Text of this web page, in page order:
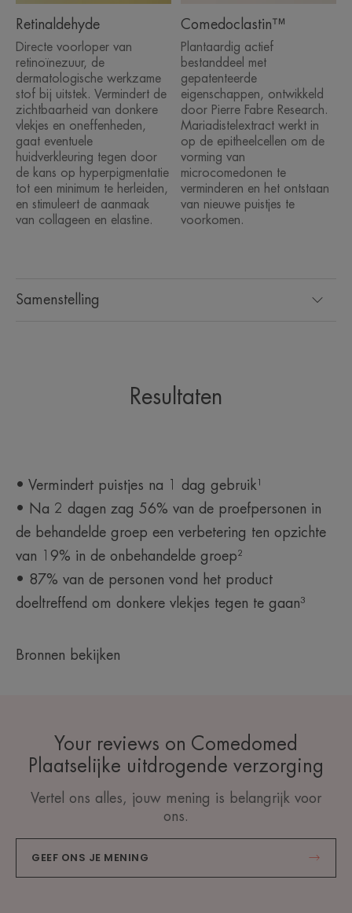
TEXTUUR
Voordelen van de textuur
Snel absorberende gel-crèmetextuur.
Geur van de inhoud
Samenstelling
Retinaldehyde
Directe voorloper van
retinoïnezuur, de
dermatologische werkzame
stof bij uitstek. Vermindert de
zichtbaarheid van donkere
vlekjes en oneffenheden,
gaat eventuele
huidverkleuring tegen door
de kans op hyperpigmentatie
tot een minimum te herleiden,
en stimuleert de aanmaak
van collageen en elastine.
Comedoclastin™
Plantaardig actief
bestanddeel met
gepatenteerde
eigenschappen, ontwikkeld
door Pierre Fabre Research.
Mariadistelextract werkt in
op de epitheelcellen om de
vorming van
microcomedonen te
verminderen en het ontstaan
van nieuwe puistjes te
voorkomen.
Resultaten
• Vermindert puistjes na 1 dag gebruik¹
• Na 2 dagen zag 56% van de proefpersonen in
de behandelde groep een verbetering ten opzichte
van 19% in de onbehandelde groep²
• 87% van de personen vond het product
doeltreffend om donkere vlekjes tegen te gaan³
Bronnen bekijken
Your reviews on Comedomed
Plaatselijke uitdrogende verzorging
Vertel ons alles, jouw mening is belangrijk voor
ons.
GEEF ONS JE MENING